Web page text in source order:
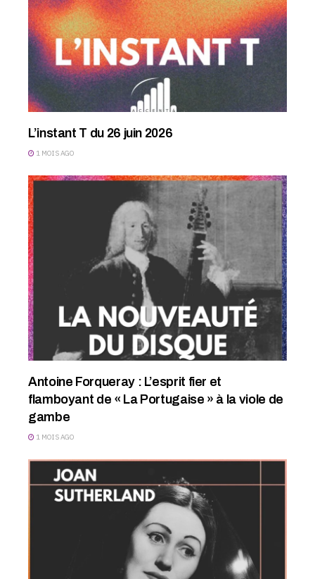
L’instant T du 26 juin 2026
1 MOIS AGO
Antoine Forqueray : L’esprit fier et
flamboyant de « La Portugaise » à la viole de
gambe
1 MOIS AGO